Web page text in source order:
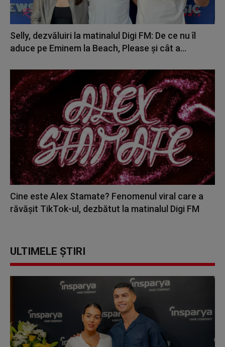
Selly, dezvăluiri la matinalul Digi FM: De ce nu îl
aduce pe Eminem la Beach, Please și cât a...
Cine este Alex Stamate? Fenomenul viral care a
răvășit TikTok-ul, dezbătut la matinalul Digi FM
ULTIMELE ȘTIRI